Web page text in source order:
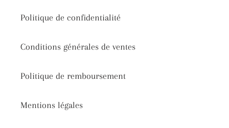
Politique de confidentialité
Conditions générales de ventes
Politique de remboursement
Mentions légales